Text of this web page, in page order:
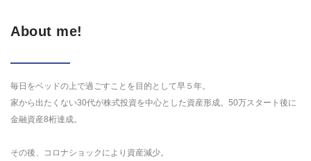
About me!
毎日をベッドの上で過ごすことを目的として早５年。
家から出たくない30代が株式投資を中心とした資産形成。50万スタート後に
金融資産8桁達成。
その後、コロナショックにより資産減少。